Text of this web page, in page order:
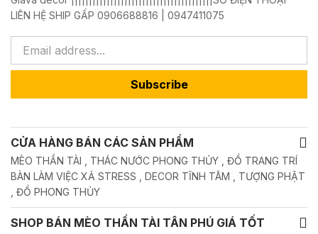
LIÊN HỆ SHIP GẤP 0906688816 | 0947411075
Subscribe
CỬA HÀNG BÁN CÁC SẢN PHẨM
MÈO THẦN TÀI , THÁC NƯỚC PHONG THỦY , ĐỒ TRANG TRÍ
BÀN LÀM VIỆC XẢ STRESS , DECOR TĨNH TÂM , TƯỢNG PHẬT
, ĐỒ PHONG THỦY
SHOP BÁN MÈO THẦN TÀI TÂN PHÚ GIÁ TỐT